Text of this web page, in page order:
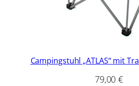
Campingstuhl „ATLAS“ mit
79,00€